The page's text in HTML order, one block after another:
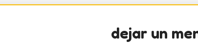
dejar un